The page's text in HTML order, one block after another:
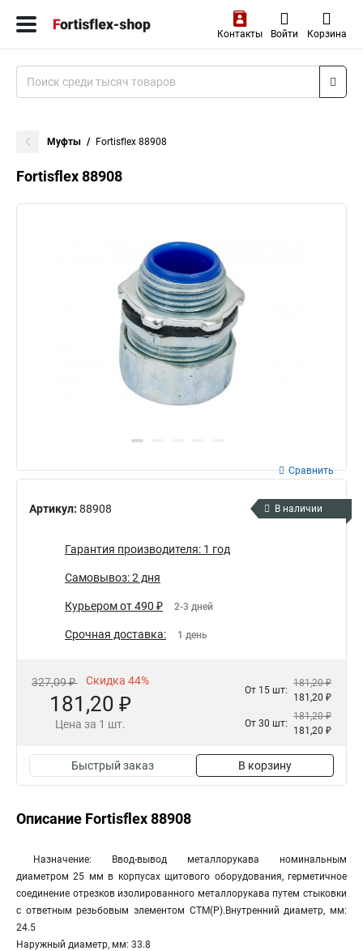
Контакты Войти Корзина
Муфты Fortisflex 88908
Fortisflex 88908
Артикул: 88908
Сравнить
В наличии
Гарантия производителя: 1 год
Самовывоз: 2 дня
Курьером от 490 ₽ 2-3 дней
Срочная доставка: 1 день
327,09 ₽ Скидка 44%
181,20 ₽
Цена за 1 шт.
От 15 шт:
181,20 ₽
181,20 ₽
От 30 шт:
181,20 ₽
181,20 ₽
Быстрый заказ В корзину
Описание Fortisflex 88908
Назначение: Ввод-вывод металлорукава номинальным
диаметром 25 мм в корпусах щитового оборудования, герметичное
соединение отрезков изолированного металлорукава путем стыковки
с ответным резьбовым элементом СТМ(Р).Внутренний диаметр, мм:
24.5
Наружный диаметр, мм: 33.8